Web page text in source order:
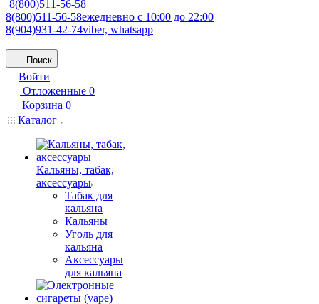
8(800)511-56-58
8(800)511-56-58ежедневно с 10:00 до 22:00
8(904)931-42-74viber, whatsapp
Поиск
Войти
Отложенные 0
Корзина 0
Каталог
Кальяны, табак,
аксессуары
Табак для
кальяна
Кальяны
Уголь для
кальяна
Аксессуары
для кальяна